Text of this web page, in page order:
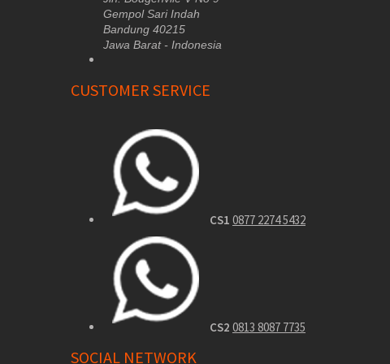
Gempol Sari Indah
Bandung 40215
Jawa Barat - Indonesia
CUSTOMER SERVICE
CS1 0877 2274 5432
CS2 0813 8087 7735
SOCIAL NETWORK